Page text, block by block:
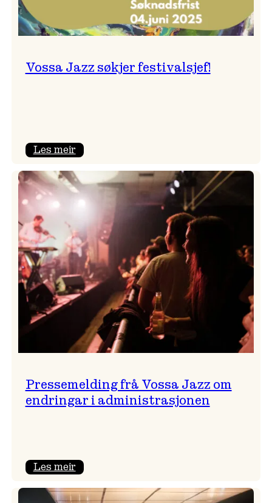
Vossa Jazz søkjer festivalsjef!
Les meir:
Jazz
søkjer
Pressemelding frå Vossa Jazz om
endringar i administrasjonen
Les meir:
frå